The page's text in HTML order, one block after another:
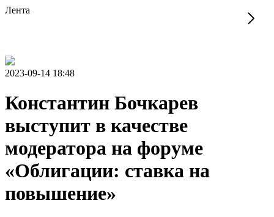
Лента
2023-09-14 18:48
Константин Бочкарев
выступит в качестве
модератора на форуме
«Облигации: ставка на
повышение»